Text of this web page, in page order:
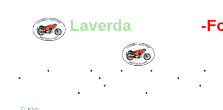
Laverda-Register -
• • • • •
•
•
•
•
•
• •